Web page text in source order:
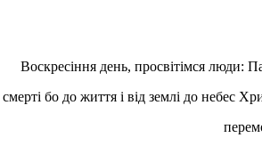
Воскресіння день, просвітімся люди:
смерті бо до життя і від землі до небес